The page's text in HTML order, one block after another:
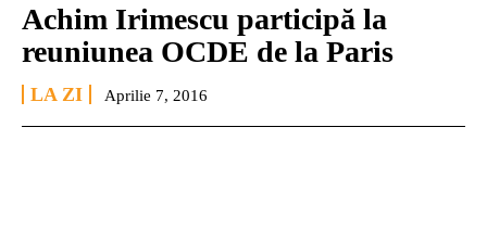
Achim Irimescu participă la
reuniunea OCDE de la Paris
LA ZI Aprilie 7, 2016